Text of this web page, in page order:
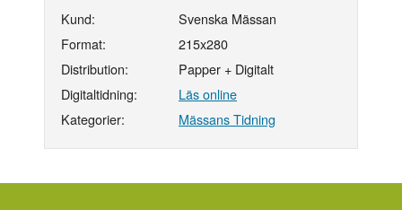
Kund:
Svenska Mässan
Format:
215x280
Distribution:
Papper + Digitalt
Digitaltidning:
Läs online
Kategorier:
Mässans Tidning